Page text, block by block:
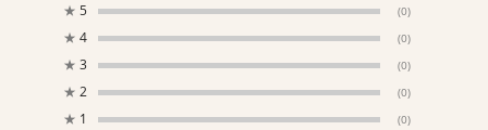
★ 5 (0)
★ 4 (0)
★ 3 (0)
★ 2 (0)
★ 1 (0)